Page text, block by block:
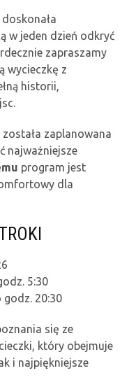
w jeden dzień odkryć
zapraszamy
wycieczkę z
historii,
została zaplanowana
najważniejsze
program jest
dla
5:30
godz. 20:30
się ze
który obejmuje
i najpiękniejsze